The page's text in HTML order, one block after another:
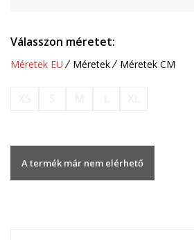
Válasszon méretet:
Méretek EU Méretek Méretek CM
A termék már nem elérhető